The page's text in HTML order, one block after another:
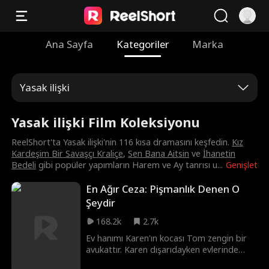
Ana Sayfa Kategoriler Marka
Yasak ilişki
Yasak ilişki Film Koleksiyonu
Genişlet
ReelShort'ta Yasak ilişki'nin 116 kısa dramasını keşfedin. Kız
Kardeşim Bir Savaşçı Kraliçe,Sen Bana Aitsin veİhanetin
Bedeli gibi popüler yapımların Harem ve Ay tanrısı u...
En Ağır Ceza: Pişmanlık Denen O
Şeydir
168.2k
2.7k
Ev hanımı Karen'ın kocası Tom zengin bir
avukattır. Karen dışarıdayken evlerinde